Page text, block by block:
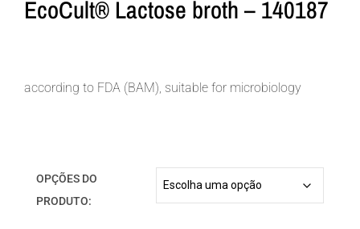
EcoCult® Lactose broth – 140187
according to FDA (BAM), suitable for microbiology
OPÇÕES DO
PRODUTO: